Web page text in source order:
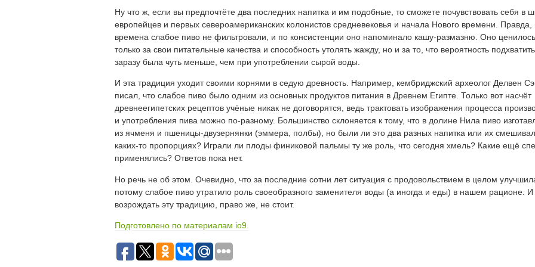
Ну что ж, если вы предпочтёте два последних напитка и им подобные, то сможете почувствовать себя в
европейцев и первых североамериканских колонистов средневековья и начала Нового времени. Правда,
времена слабое пиво не фильтровали, и по консистенции оно напоминало кашу-размазню. Оно
только за свои питательные качества и способность утолять жажду, но и за то, что вероятность подхватить
заразу была чуть меньше, чем при употреблении сырой воды.
И эта традиция уходит своими корнями в седую древность. Например, кембриджский археолог Делвен
писал, что слабое пиво было одним из основных продуктов питания в Древнем Египте. Только вот насчёт
древнеегипетских рецептов учёные никак не договорятся, ведь трактовать изображения процесса
и употребления пива можно по-разному. Большинство склоняется к тому, что в долине Нила пиво
из ячменя и пшеницы-двузернянки (эммера, полбы), но были ли это два разных напитка или их
каких-то пропорциях? Играли ли плоды финиковой пальмы ту же роль, что сегодня хмель? Какие ещё
применялись? Ответов пока нет.
Но речь не об этом. Очевидно, что за последние сотни лет ситуация с продовольствием в целом
потому слабое пиво утратило роль своеобразного заменителя воды (а иногда и еды) в нашем рационе. И
возрождать эту традицию, право же, не стоит.
Подготовлено по материалам io9.